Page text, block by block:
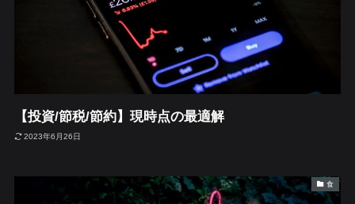
【投資/節税/節約】現時点の最適解
2023年6月26日
食